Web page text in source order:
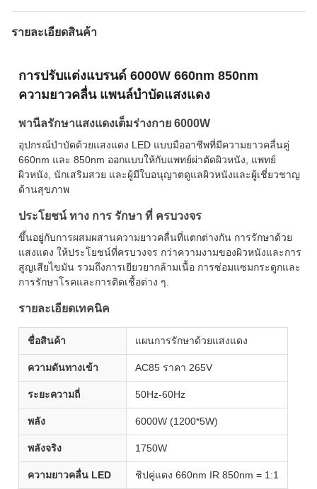
รายละเอียดสินค้า
การปรับแต่งแบรนด์ 6000W 660nm 850nm
ความยาวคลื่น แพนล์บําบัดแสงแดง
พานีลรักษาแสงแดงเต็มร่างกาย 6000W
อุปกรณ์บําบัดด้วยแสงแดง LED แบบมืออาชีพที่มีความยาวคลื่นคู่
660nm และ 850nm ออกแบบให้กับแพทย์ผ่าตัดผิวหนัง, แพทย์
ผิวหนัง, นักเสริมสวย และผู้มีใบอนุญาตดูแลผิวหนังและผู้เชี่ยวชาญ
ด้านสุขภาพ
ประโยชน์ ทาง การ รักษา ที่ ครบวงจร
ขึ้นอยู่กับการผสมผสานความยาวคลื่นที่แตกต่างกัน การรักษาด้วย
แสงแดง ให้ประโยชน์ที่ครบวงจร กว่าความงามของผิวหนังและการ
สูญเสียไขมัน รวมถึงการเยียวยากล้ามเนื้อ การซ่อมแซมกระดูกและ
การรักษาโรคและการติดเชื้อต่าง ๆ.
รายละเอียดเทคนิค
ชื่อสินค้า แผนการรักษาด้วยแสงแดง
ความดันทางเข้า AC85 ราคา 265V
ระยะความถี่ 50Hz-60Hz
พลัง 6000W (1200*5W)
พลังจริง 1750W
ความยาวคลื่น LED ชิปคู่แดง 660nm IR 850nm = 1:1